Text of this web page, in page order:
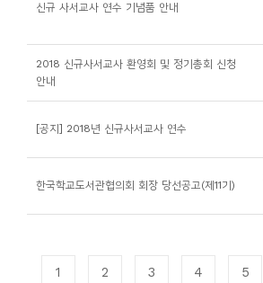
신규 사서교사 연수 기념품 안내
2018 신규사서교사 환영회 및 정기총회 신청
안내
[공지] 2018년 신규사서교사 연수
한국학교도서관협의회 회장 당선공고(제11기)
1 2 3 4 5